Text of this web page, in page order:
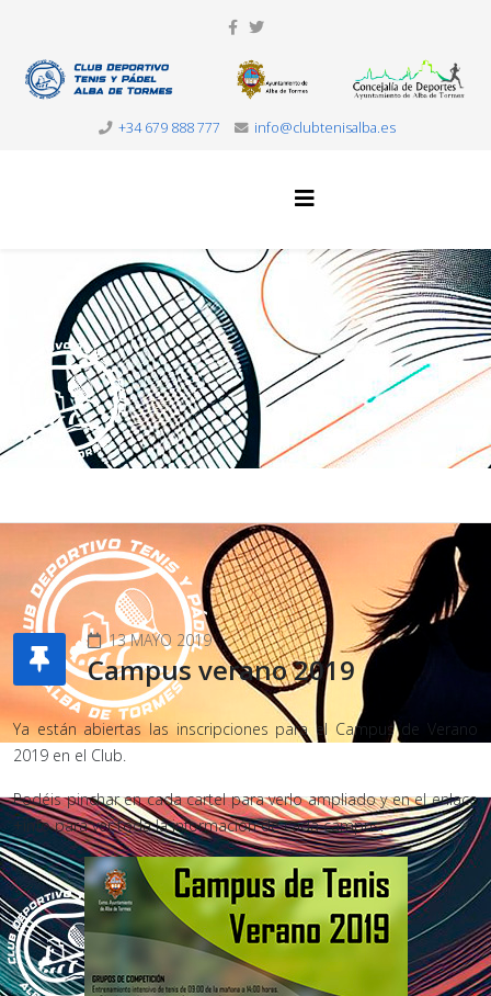
+34 679 888 777 info@clubtenisalba.es
13 MAYO 2019
Campus verano 2019
Ya están abiertas las inscripciones para el Campus de Verano
2019 en el Club.
Podéis pinchar en cada cartel para verlo ampliado y en el enlace
+infopara ver toda la información de cada campus.